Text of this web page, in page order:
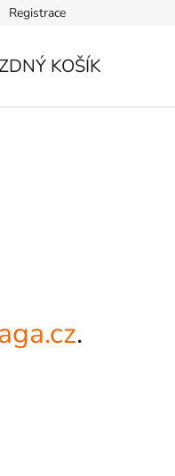
Registrace
KOŠÍK
.